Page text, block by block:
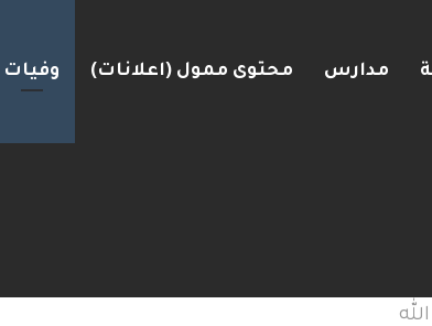
مدارس محتوى ممول (اعلانات) وفيات
الله